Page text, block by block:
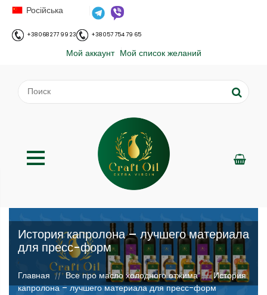
Російська
+38 068 277 99 23 +38 057 754 79 65
Мой аккаунт Мой список желаний
История капролона – лучшего материала
для пресс-форм
;
Главная // Все про масло холодного отжима // История
капролона – лучшего материала для пресс-форм